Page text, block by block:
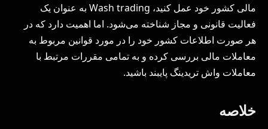
مالی کشور خود عمل کنید، Wash trading به عنوان یک
فعالیت قانونی و مجاز شناخته می‌شود. اما اهمیت دارد که در
هر صورت اطلاعات کشور خود را در مورد قوانین مربوط به
معاملات مالی بررسی کرده و به تمامی مقررات مرتبط با
معاملات واش تریدینگ پایبند باشید.
خلاصه